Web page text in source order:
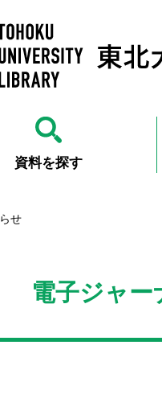
資料を探す
せ
電子ジャ